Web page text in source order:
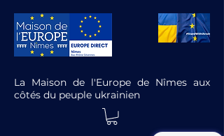
La Maison de l'Europe de Nîmes aux
côtés du peuple ukrainien